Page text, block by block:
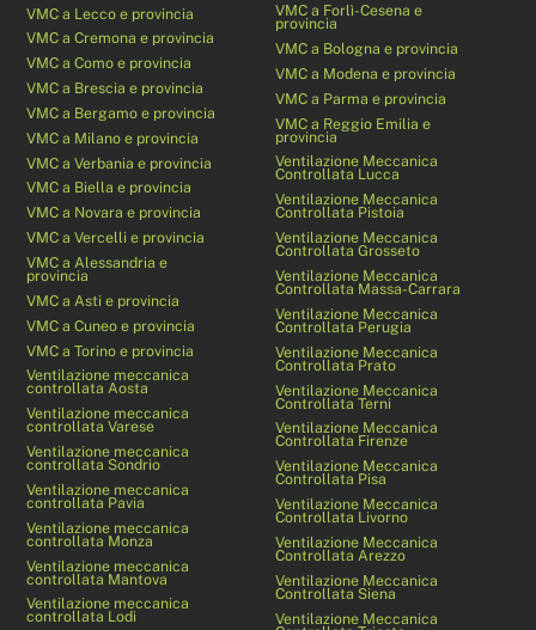
VMC a Lecco e provincia
VMC a Cremona e provincia
VMC a Como e provincia
VMC a Brescia e provincia
VMC a Bergamo e provincia
VMC a Milano e provincia
VMC a Verbania e provincia
VMC a Biella e provincia
VMC a Novara e provincia
VMC a Vercelli e provincia
VMC a Alessandria e
provincia
VMC a Asti e provincia
VMC a Cuneo e provincia
VMC a Torino e provincia
Ventilazione meccanica
controllata Aosta
Ventilazione meccanica
controllata Varese
Ventilazione meccanica
controllata Sondrio
Ventilazione meccanica
controllata Pavia
Ventilazione meccanica
controllata Monza
Ventilazione meccanica
controllata Mantova
Ventilazione meccanica
controllata Lodi
VMC a Forlì-Cesena e
provincia
VMC a Bologna e provincia
VMC a Modena e provincia
VMC a Parma e provincia
VMC a Reggio Emilia e
provincia
Ventilazione Meccanica
Controllata Lucca
Ventilazione Meccanica
Controllata Pistoia
Ventilazione Meccanica
Controllata Grosseto
Ventilazione Meccanica
Controllata Massa-Carrara
Ventilazione Meccanica
Controllata Perugia
Ventilazione Meccanica
Controllata Prato
Ventilazione Meccanica
Controllata Terni
Ventilazione Meccanica
Controllata Firenze
Ventilazione Meccanica
Controllata Pisa
Ventilazione Meccanica
Controllata Livorno
Ventilazione Meccanica
Controllata Arezzo
Ventilazione Meccanica
Controllata Siena
Ventilazione Meccanica